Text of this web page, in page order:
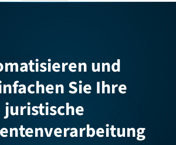
und
Sie Ihre
juristische